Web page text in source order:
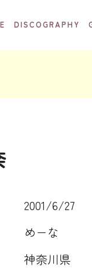
DISCOGRAPHY
2001/6/27
めーな
神奈川県